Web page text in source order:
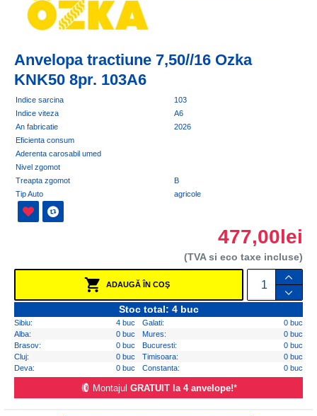
Anvelopa tractiune 7,50//16 Ozka
KNK50 8pr. 103A6
Indice sarcina
103
Indice viteza
A6
An fabricatie
2026
Eficienta consum
Aderenta carosabil umed
Nivel zgomot
Treapta zgomot
B
Tip Auto
agricole
477,00lei
(TVA si eco taxe incluse)
ADAUGĂ ÎN COŞ
Stoc total: 4 buc
Sibiu: 4 buc Galati:
0 buc
Alba:
0 buc Mures:
0 buc
Brasov:
0 buc Bucuresti:
0 buc
Cluj:
0 buc Timisoara:
0 buc
Deva:
0 buc Constanta: 0 buc
Montajul GRATUIT la 4 anvelope!*